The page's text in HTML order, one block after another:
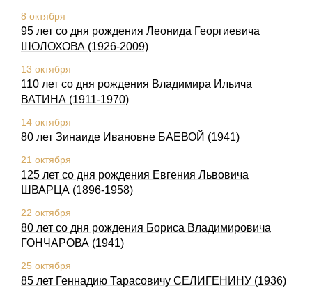
8 октября
95 лет со дня рождения Леонида Георгиевича
ШОЛОХОВА (1926-2009)
13 октября
110 лет со дня рождения Владимира Ильича
ВАТИНА (1911-1970)
14 октября
80 лет Зинаиде Ивановне БАЕВОЙ (1941)
21 октября
125 лет со дня рождения Евгения Львовича
ШВАРЦА (1896-1958)
22 октября
80 лет со дня рождения Бориса Владимировича
ГОНЧАРОВА (1941)
25 октября
85 лет Геннадию Таpасовичу СЕЛИГЕHИHУ (1936)